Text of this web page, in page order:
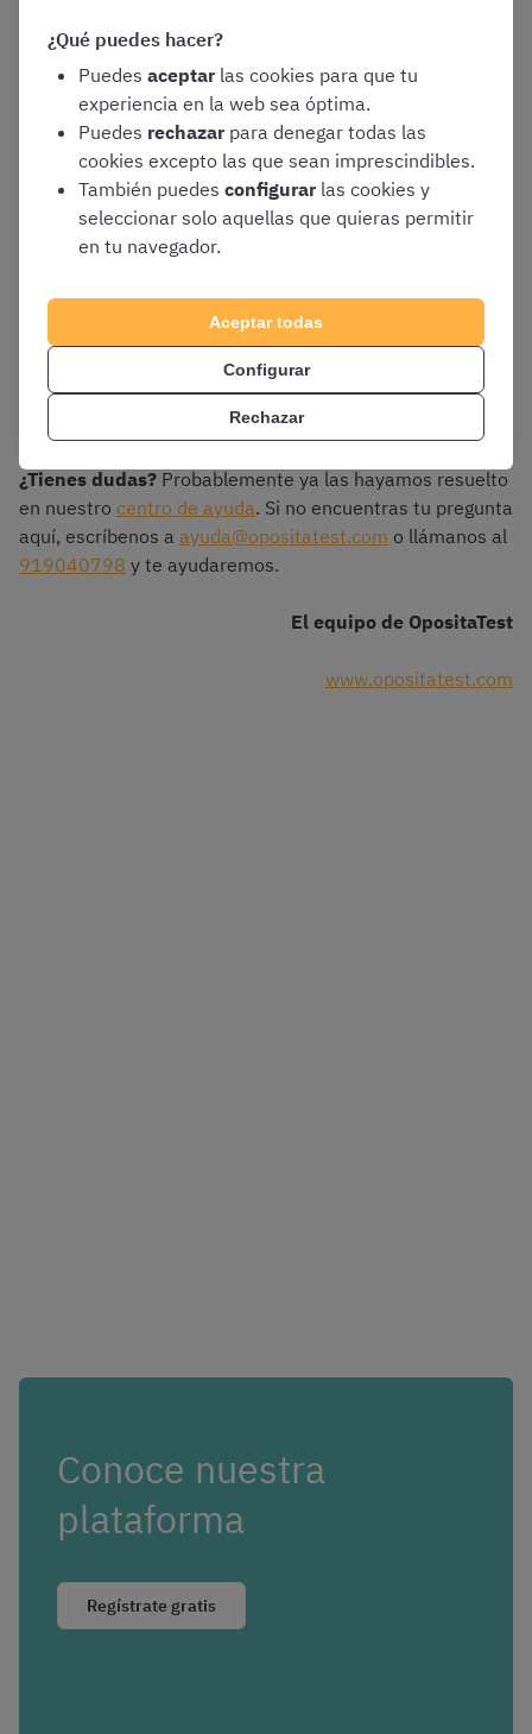
rellenar con el código promocional.
¿Tienes dudas? Probablemente ya las hayamos resuelto
en nuestro centro de ayuda. Si no encuentras tu pregunta
aquí, escríbenos a ayuda@opositatest.com o llámanos al
919040798 y te ayudaremos.
El equipo de OpositaTest
www.opositatest.com
Conoce nuestra
plataforma
Regístrate gratis
¿Qué puedes hacer?
Puedes aceptar las cookies para que tu
experiencia en la web sea óptima.
Puedes rechazar para denegar todas las
cookies excepto las que sean imprescindibles.
También puedes configurar las cookies y
seleccionar solo aquellas que quieras permitir
en tu navegador.
Aceptar todas
Configurar
Rechazar